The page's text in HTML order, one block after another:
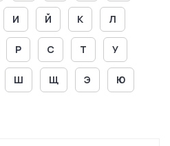
И Й К Л
Р С Т У
Ш Щ Э Ю